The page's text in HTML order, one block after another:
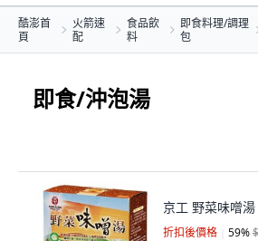
酷澎首
頁
火箭速
配
食品飲
料
即食料理/調理
包
即食/沖泡湯
京工 野菜味噌
折扣後價格 59%